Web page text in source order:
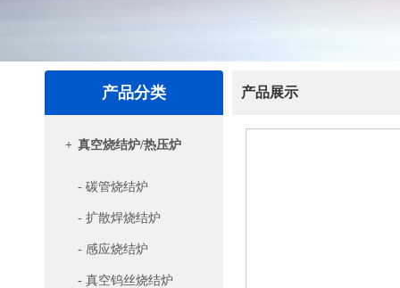
产品分类
+ 真空烧结炉/热压炉
- 碳管烧结炉
- 扩散焊烧结炉
- 感应烧结炉
- 真空钨丝烧结炉
产品展示